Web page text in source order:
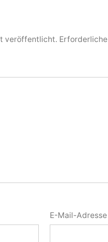
veröffentlicht.
E-Mail-Adresse